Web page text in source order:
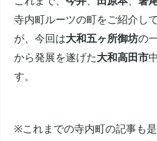
寺内町ルーツの町をご紹介し
が、今回は大和五ヶ所御坊の
から発展を遂げた大和高田市
す。
※これまでの寺内町の記事も